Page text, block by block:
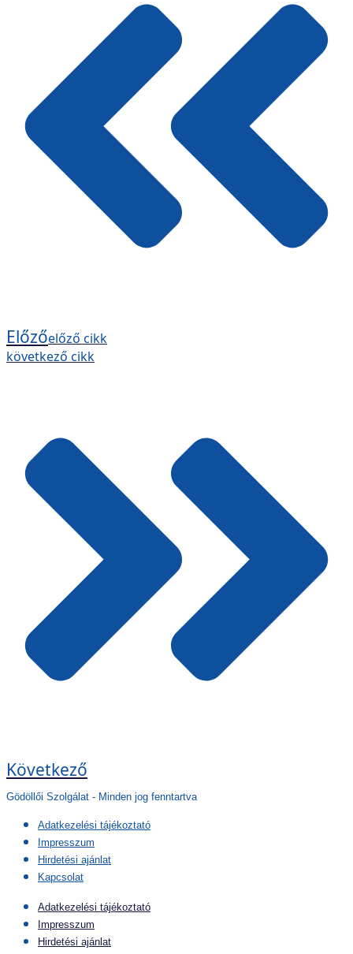
Előzőelőző cikk
következő cikk
Következő
Gödöllői Szolgálat - Minden jog fenntartva
Adatkezelési tájékoztató
Impresszum
Hirdetési ajánlat
Kapcsolat
Adatkezelési tájékoztató
Impresszum
Hirdetési ajánlat